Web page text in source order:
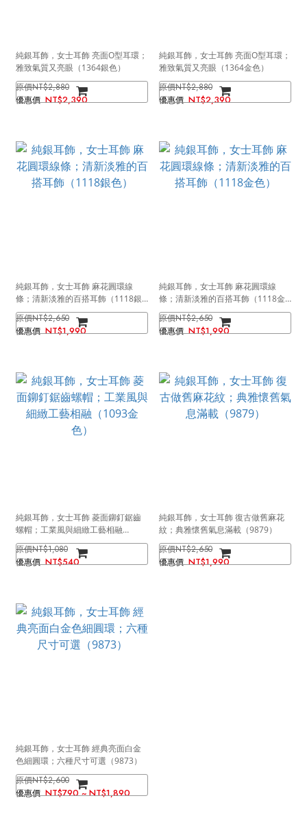
純銀耳飾，女士耳飾 亮面O型耳環；
雅致氣質又亮眼（1364銀色）
NT$2,880
NT$2,390
純銀耳飾，女士耳飾 亮面O型耳環；
雅致氣質又亮眼（1364金色）
NT$2,880
NT$2,390
純銀耳飾，女士耳飾 麻花圓環線
條；清新淡雅的百搭耳飾（1118銀
色）
NT$2,650
NT$1,990
純銀耳飾，女士耳飾 麻花圓環線
條；清新淡雅的百搭耳飾（1118金
色）
NT$2,650
NT$1,990
純銀耳飾，女士耳飾 菱面鉚釘鋸齒
螺帽；工業風與細緻工藝相融
（1093金色）
NT$1,080
NT$540
純銀耳飾，女士耳飾 復古做舊麻花
紋；典雅懷舊氣息滿載（9879）
NT$2,650
NT$1,990
純銀耳飾，女士耳飾 經典亮面白金
色細圓環；六種尺寸可選（9873）
NT$2,600
NT$790 ~ NT$1,890